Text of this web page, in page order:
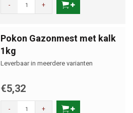
- +
Pokon Gazonmest met kalk
1kg
Leverbaar in meerdere varianten
€5,32
- +